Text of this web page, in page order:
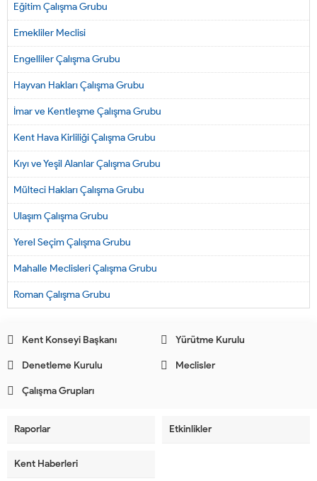
Eğitim Çalışma Grubu
Emekliler Meclisi
Engelliler Çalışma Grubu
Hayvan Hakları Çalışma Grubu
İmar ve Kentleşme Çalışma Grubu
Kent Hava Kirliliği Çalışma Grubu
Kıyı ve Yeşil Alanlar Çalışma Grubu
Mülteci Hakları Çalışma Grubu
Ulaşım Çalışma Grubu
Yerel Seçim Çalışma Grubu
Mahalle Meclisleri Çalışma Grubu
Roman Çalışma Grubu
Kent Konseyi Başkanı Yürütme Kurulu
Denetleme Kurulu Meclisler
Çalışma Grupları
Raporlar Etkinlikler
Kent Haberleri